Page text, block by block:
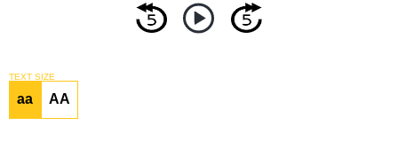
TEXT SIZE
aa AA